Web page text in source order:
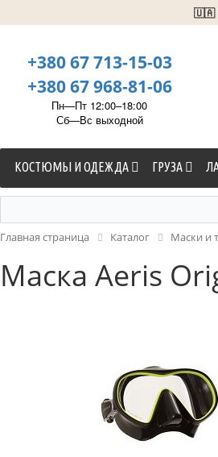
🇺🇦
+380 67 713-15-03
+380 67 968-81-06
Пн—Пт 12:00–18:00
Сб—Вс выходной
КОСТЮМЫ И ОДЕЖДА ГРУЗА
Главная страница Каталог Маски и
Маска Aeris